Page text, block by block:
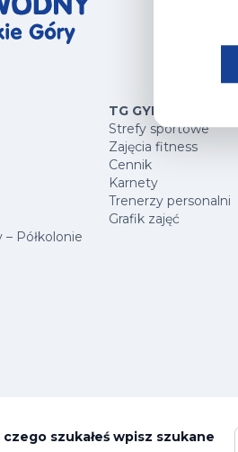
Półkolonie
TG GYM PARK
Strefy sportowe
Zajęcia fitness
Cennik
Karnety
Trenerzy personalni
Grafik zajęć
szukałeś wpisz szukane